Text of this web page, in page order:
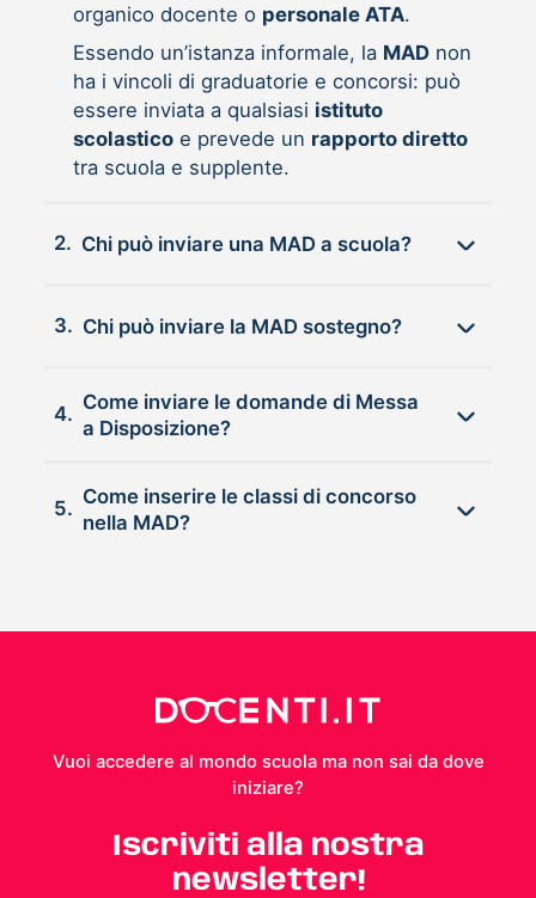
organico docente o personale ATA.
Essendo un’istanza informale, la MADnon
ha i vincoli di graduatorie e concorsi: può
essere inviata a qualsiasi istituto
scolasticoe prevede un rapporto diretto
tra scuola e supplente.
2. Chi può inviare una MAD a scuola?
3. Chi può inviare la MAD sostegno?
4.
Come inviare le domande di Messa
a Disposizione?
5.
Come inserire le classi di concorso
nella MAD?
Vuoi accedere al mondo scuola ma non sai da dove
iniziare?
Iscriviti alla nostra
newsletter!